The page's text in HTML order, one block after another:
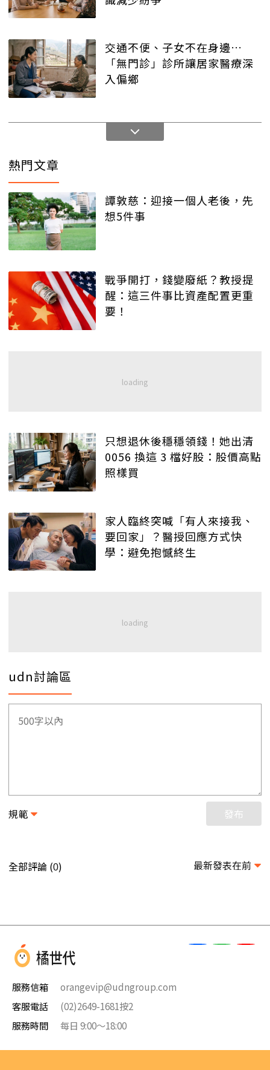
交通不便、子女不在身邊…
「無門診」診所讓居家醫療深
入偏鄉
熱門文章
譚敦慈：迎接一個人老後，先
想5件事
戰爭開打，錢變廢紙？教授提
醒：這三件事比資產配置更重
要！
只想退休後穩穩領錢！她出清
0056 換這 3 檔好股：股價高點
照樣買
家人臨終突喊「有人來接我、
要回家」？醫授回應方式快
學：避免抱憾終生
udn討論區
規範 發布
全部評論 (0) 最新發表在前
服務信箱
orangevip@udngroup.com
客服電話
(02)2649-1681按2
服務時間
每日 9:00～18:00